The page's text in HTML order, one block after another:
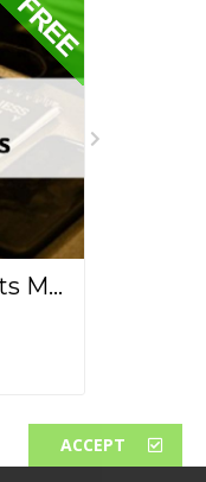
Facebook Sports Live - Sports Masterclass Series
ACCEPT